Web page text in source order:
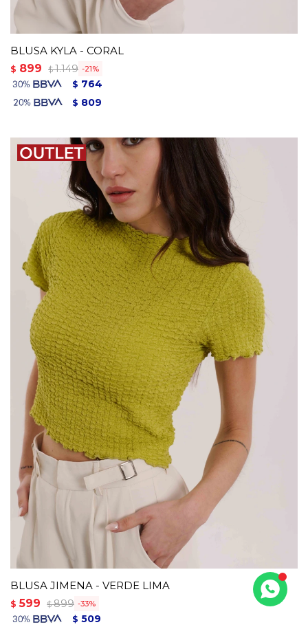
BLUSA KYLA - CORAL
$ 899 $ 1.149 21
$ 764
$ 809
BLUSA JIMENA - VERDE LIMA
$ 599 $ 899 33
$ 509